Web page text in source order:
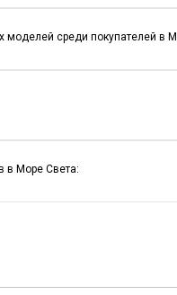
моделей среди покупателей в
в Море Света: